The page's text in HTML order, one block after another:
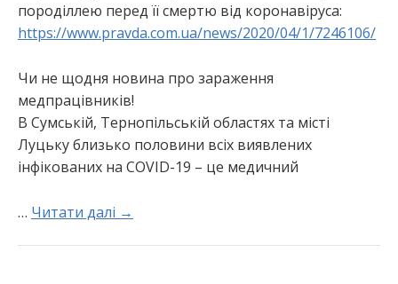
породіллею перед її смертю від коронавіруса:
https://www.pravda.com.ua/news/2020/04/1/7246106/
Чи не щодня новина про зараження
медпрацівників!
В Сумській, Тернопільській областях та місті
Луцьку близько половини всіх виявлених
інфікованих на COVID-19 – це медичний
… Читати далі →